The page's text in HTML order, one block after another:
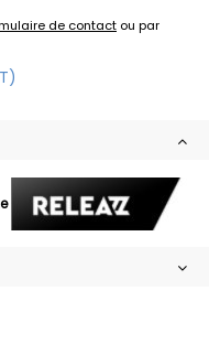
de contact ou par